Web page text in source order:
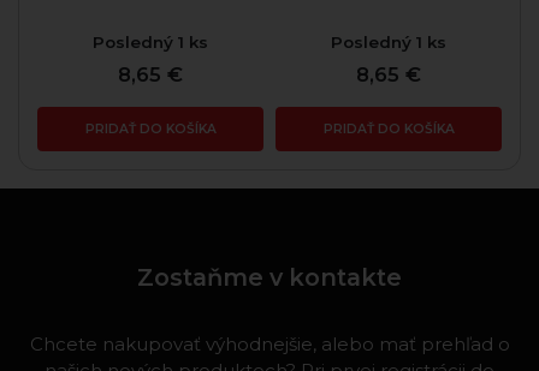
Posledný 1 ks
8,65 €
PRIDAŤ DO KOŠÍKA
Posledný 1 ks
8,65 €
PRIDAŤ DO KOŠÍKA
Zostaňme v kontakte
Chcete nakupovať výhodnejšie, alebo mať prehľad o